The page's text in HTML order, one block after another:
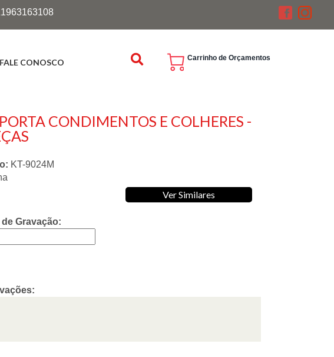
FALE CONOSCO Carrinho de Orçamentos
CONDIMENTOS E COLHERES -
KT-9024M
Ver Similares
Gravação: